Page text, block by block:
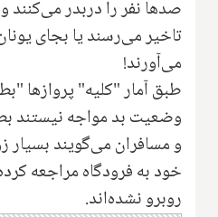
تاخیر می‌رسند یا بجای
می‌آورند!
طبق آمار "کلیه" پروازها
وضعیت بد مواجه نیستند
و مسافران می‌گویند بسیار
خود به فرودگاه مراجعه
روبرو نشده‌اند.